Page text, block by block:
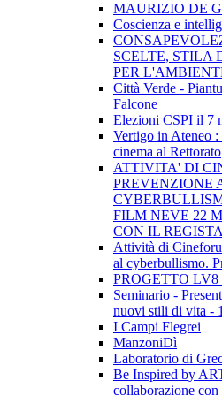
MAURIZIO DE
Coscienza e
SCELTE, STILA
PER
Città Verde -
Falcone
Elezioni CSPI il 7
Vertigo in Ateneo
cinema al Rettorato
ATTIVITA' DI
PREVENZIONE
FILM NEVE 22
CON IL REGISTA
Attività di
al cyberbullismo.
PROGETTO LV8
Seminario -
nuovi stili di vita -
I Campi Flegrei
ManzoniDì
Laboratorio di
Be Inspired by
collaborazione